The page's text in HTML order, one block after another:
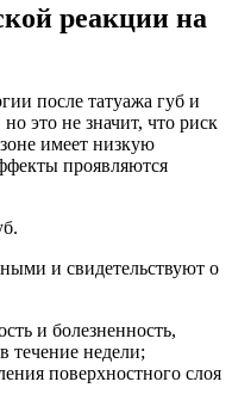
реакции на
после татуажа губ и
это не значит, что риск
имеет низкую
проявляются
и свидетельствуют о
и болезненность,
течение недели;
поверхностного слоя